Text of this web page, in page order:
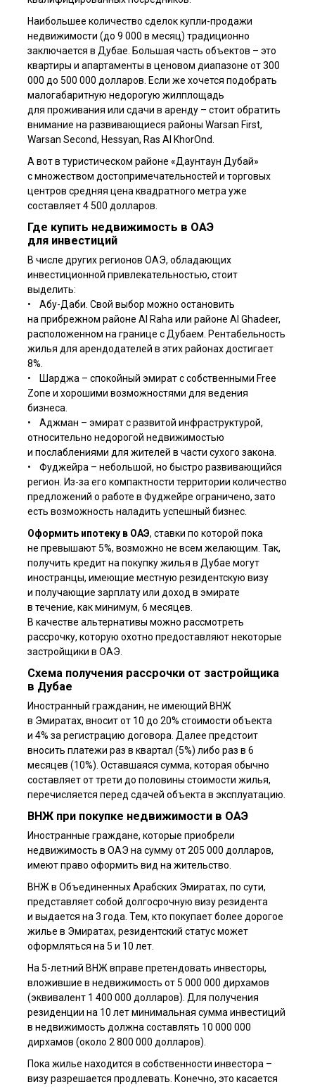
Наибольшее количество сделок купли-продажи
недвижимости (до 9 000 в месяц) традиционно
заключается в Дубае. Большая часть объектов – это
квартиры и апартаменты в ценовом диапазоне от 300
000 до 500 000 долларов. Если же хочется подобрать
малогабаритную недорогую жилплощадь
для проживания или сдачи в аренду – стоит обратить
внимание на развивающиеся районы Warsan First,
Warsan Second, Hessyan, Ras Al KhorOnd.
А вот в туристическом районе «Даунтаун Дубай»
с множеством достопримечательностей и торговых
центров средняя цена квадратного метра уже
составляет 4 500 долларов.
Где купить недвижимость в ОАЭ
для инвестиций
В числе других регионов ОАЭ, обладающих
инвестиционной привлекательностью, стоит
выделить:
• Абу-Даби. Свой выбор можно остановить
на прибрежном районе Al Raha или районе Al Ghadeer,
расположенном на границе с Дубаем. Рентабельность
жилья для арендодателей в этих районах достигает
8%.
• Шарджа – спокойный эмират с собственными Free
Zone и хорошими возможностями для ведения
бизнеса.
• Аджман – эмират с развитой инфраструктурой,
относительно недорогой недвижимостью
и послаблениями для жителей в части сухого закона.
• Фуджейра – небольшой, но быстро развивающийся
регион. Из-за его компактности территории количество
предложений о работе в Фуджейре ограничено, зато
есть возможность наладить успешный бизнес.
Оформить ипотеку в ОАЭ, ставки по которой пока
не превышают 5%, возможно не всем желающим. Так,
получить кредит на покупку жилья в Дубае могут
иностранцы, имеющие местную резидентскую визу
и получающие зарплату или доход в эмирате
в течение, как минимум, 6 месяцев.
В качестве альтернативы можно рассмотреть
рассрочку, которую охотно предоставляют некоторые
застройщики в ОАЭ.
Схема получения рассрочки от застройщика
в Дубае
Иностранный гражданин, не имеющий ВНЖ
в Эмиратах, вносит от 10 до 20% стоимости объекта
и 4% за регистрацию договора. Далее предстоит
вносить платежи раз в квартал (5%) либо раз в 6
месяцев (10%). Оставшаяся сумма, которая обычно
составляет от трети до половины стоимости жилья,
перечисляется перед сдачей объекта в эксплуатацию.
ВНЖ при покупке недвижимости в ОАЭ
Иностранные граждане, которые приобрели
недвижимость в ОАЭ на сумму от 205 000 долларов,
имеют право оформить вид на жительство.
ВНЖ в Объединенных Арабских Эмиратах, по сути,
представляет собой долгосрочную визу резидента
и выдается на 3 года. Тем, кто покупает более дорогое
жилье в Эмиратах, резидентский статус может
оформляться на 5 и 10 лет.
На 5-летний ВНЖ вправе претендовать инвесторы,
вложившие в недвижимость от 5 000 000 дирхамов
(эквивалент 1 400 000 долларов). Для получения
резиденции на 10 лет минимальная сумма инвестиций
в недвижимость должна составлять 10 000 000
дирхамов (около 2 800 000 долларов).
Пока жилье находится в собственности инвестора –
визу разрешается продлевать. Конечно, это касается